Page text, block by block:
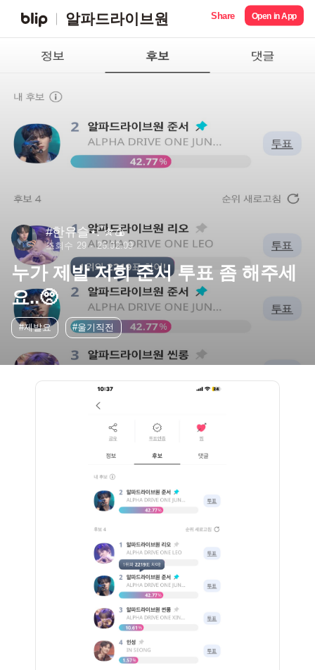
알파드라이브원 Share Open in App
#한유슬⋆.˚✮🍙
조회수 29 26.02.09
누가 제발 저희 준서 투표 좀 해주세
요..🥺
#제발요 #울기직전